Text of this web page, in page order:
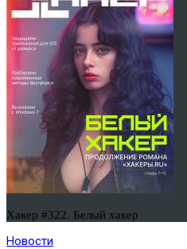
Хакер #322. Белый хакер
Новости